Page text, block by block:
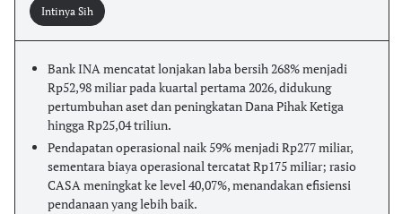
Intinya Sih
Bank INA mencatat lonjakan laba bersih 268% menjadi
Rp52,98 miliar pada kuartal pertama 2026, didukung
pertumbuhan aset dan peningkatan Dana Pihak Ketiga
hingga Rp25,04 triliun.
Pendapatan operasional naik 59% menjadi Rp277 miliar,
sementara biaya operasional tercatat Rp175 miliar; rasio
CASA meningkat ke level 40,07%, menandakan efisiensi
pendanaan yang lebih baik.